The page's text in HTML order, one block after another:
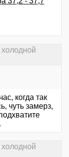
когда так
чуть замерз,